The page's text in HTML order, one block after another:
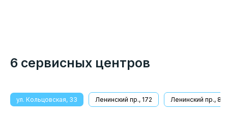
6 сервисных центров
ул. Кольцовская, 33 Ленинский пр., 172 Ленинский пр., 8/1